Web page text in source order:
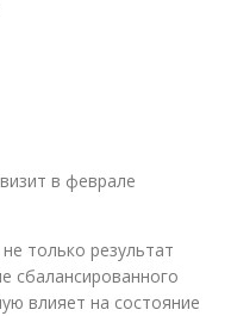
в феврале
только результат
сбалансированного
влияет на состояние